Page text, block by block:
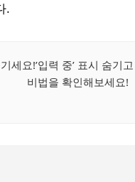
.
세요!’입력 중’ 표시 숨기
비법을 확인해보세요!